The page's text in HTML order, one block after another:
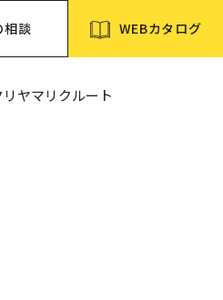
相談 WEBカタログ
リヤマリクルート